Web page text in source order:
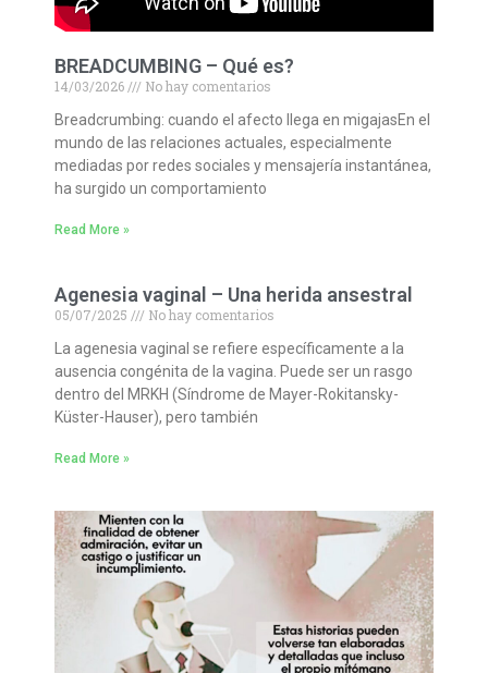
BREADCUMBING – Qué es?
14/03/2026
No hay comentarios
Breadcrumbing: cuando el afecto llega en migajasEn el
mundo de las relaciones actuales, especialmente
mediadas por redes sociales y mensajería instantánea,
ha surgido un comportamiento
Read More »
Agenesia vaginal – Una herida ansestral
05/07/2025
No hay comentarios
ausencia congénita de la vagina. Puede ser un rasgo
dentro del MRKH (Síndrome de Mayer-Rokitansky-
Küster-Hauser), pero también
Read More »